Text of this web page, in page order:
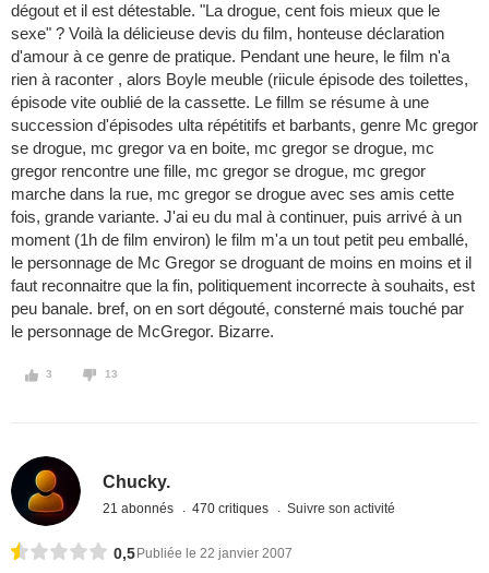
dégout et il est détestable. "La drogue, cent fois mieux que le
sexe" ? Voilà la délicieuse devis du film, honteuse déclaration
d'amour à ce genre de pratique. Pendant une heure, le film n'a
rien à raconter , alors Boyle meuble (riicule épisode des toilettes,
épisode vite oublié de la cassette. Le fillm se résume à une
succession d'épisodes ulta répétitifs et barbants, genre Mc gregor
se drogue, mc gregor va en boite, mc gregor se drogue, mc
gregor rencontre une fille, mc gregor se drogue, mc gregor
marche dans la rue, mc gregor se drogue avec ses amis cette
fois, grande variante. J'ai eu du mal à continuer, puis arrivé à un
moment (1h de film environ) le film m'a un tout petit peu emballé,
le personnage de Mc Gregor se droguant de moins en moins et il
faut reconnaitre que la fin, politiquement incorrecte à souhaits, est
peu banale. bref, on en sort dégouté, consterné mais touché par
le personnage de McGregor. Bizarre.
3 13
Chucky.
21 abonnés 470 critiques Suivre son activité
0,5 Publiée le 22 janvier 2007